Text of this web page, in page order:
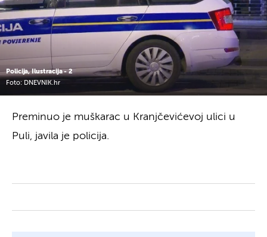
Policija, Ilustracija - 2
Foto: DNEVNIK.hr
Preminuo je muškarac u Kranjčevićevoj ulici u
Puli, javila je policija.